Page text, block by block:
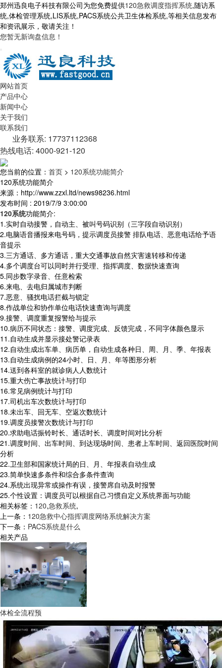
郑州迅良电子科技有限公司为您免费提供120急救调度指挥系统,随访系
统,体检管理系统,LIS系统,PACS系统公共卫生体检系统,等相关信息发布
和资讯展示，敬请关注！
您暂无新询盘信息！
网站首页
产品中心
新闻中心
关于我们
联系我们
业务联系: 17737112368
热线电话: 4000-921-120
您当前的位置： 首页 > 120系统功能简介
120系统功能简介
来源：http://www.zzxl.ltd/news98236.html
发布时间 : 2019/7/9 3:00:00
120系统功能简介:
1.实时自动接警，自动主、被叫号码识别（三字段自动识别）
2.电脑语音播报来电号码，提示调度员接警 排队电话、恶意电话给予语
音提示
3.三方通话、多方通话，重大交通事故自然灾害速转移和传递
4.多个调度台可以同时并行受理、指挥调度、数据快速查询
5.同步数字录音、任意检索
6.来电、去电归属城市判断
7.恶意、骚扰电话拦截与锁定
8.作战单位和协作单位电话快速查询与调度
9.接警、调度重复报警给与提示
10.病历不同状态：接警、调度完成、反馈完成，不同字体颜色显示
11.自动生成并显示接处警记录表
12.自动生成出车单、病历单，自动生成各种日、周、月、季、年报表
13.自动生成病例的24小时、日、月、年等图形分析
14.送到各科室的就诊病人人数统计
15.重大伤亡事故统计与打印
16.常见病例统计与打印
17.司机出车次数统计与打印
18.未出车、回无车、空返次数统计
19.调度员接警次数统计与打印
20.求助电话振铃时长、通话时长、调度时间对比分析
21.调度时间、出车时间、到达现场时间、患者上车时间、返回医院时间
分析
22.卫生部和国家统计局的日、月、年报表自动生成
23.简单快速多条件和综合多条件查询
24.系统出现异常或操作有误，接警席自动及时报警
25.个性设置：调度员可以根据自己习惯自定义系统界面与功能
相关标签： 120,急救系统,
上一条： 120急救中心指挥调度网络系统解决方案
下一条： PACS系统是什么
相关产品
体检全流程预